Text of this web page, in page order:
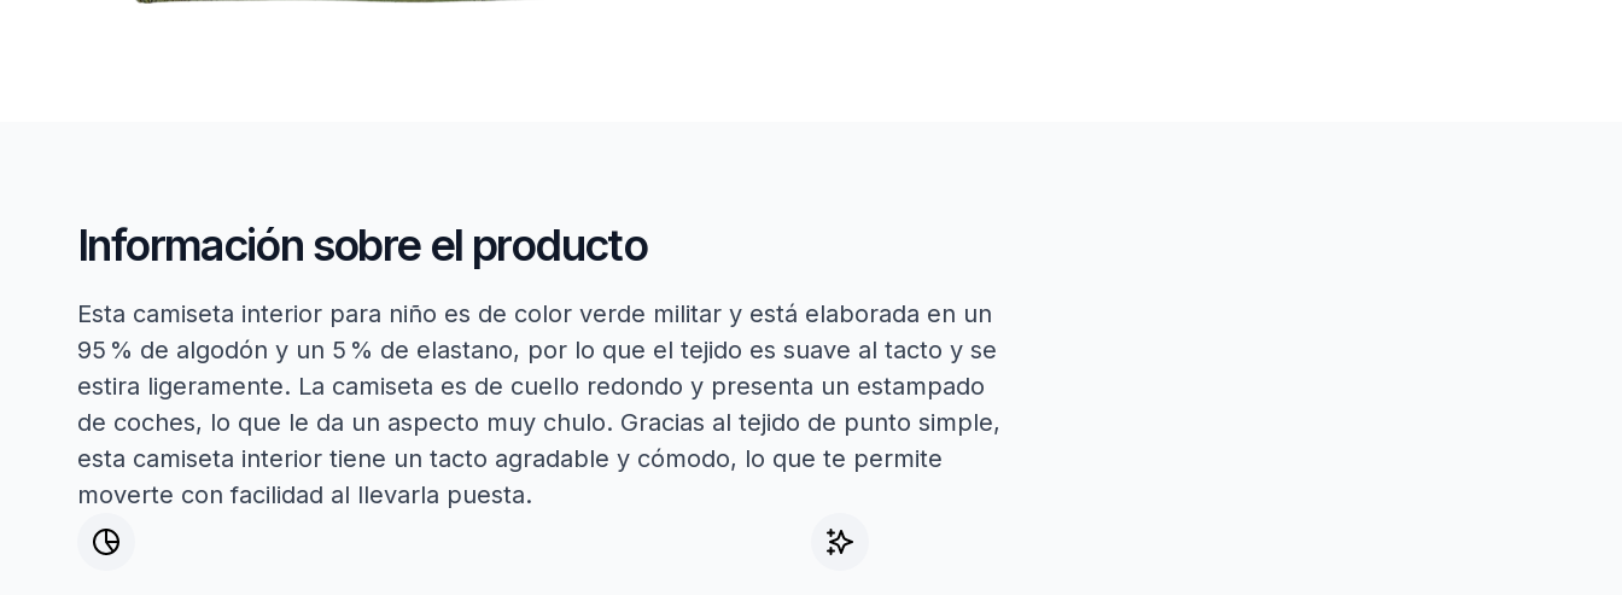
Información sobre el producto
Esta camiseta interior para niño es de color verde militar y está elaborada en un
95 % de algodón y un 5 % de elastano, por lo que el tejido es suave al tacto y se
estira ligeramente. La camiseta es de cuello redondo y presenta un estampado
de coches, lo que le da un aspecto muy chulo. Gracias al tejido de punto simple,
esta camiseta interior tiene un tacto agradable y cómodo, lo que te permite
moverte con facilidad al llevarla puesta.